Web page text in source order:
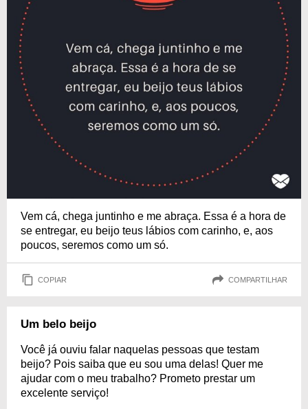
Vem cá, chega juntinho e me abraça. Essa é a hora de
se entregar, eu beijo teus lábios com carinho, e, aos
poucos, seremos como um só.
COPIAR COMPARTILHAR
Um belo beijo
Você já ouviu falar naquelas pessoas que testam
beijo? Pois saiba que eu sou uma delas! Quer me
ajudar com o meu trabalho? Prometo prestar um
excelente serviço!